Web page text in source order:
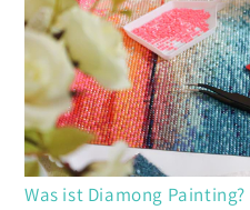
Was ist Diamong Painting?